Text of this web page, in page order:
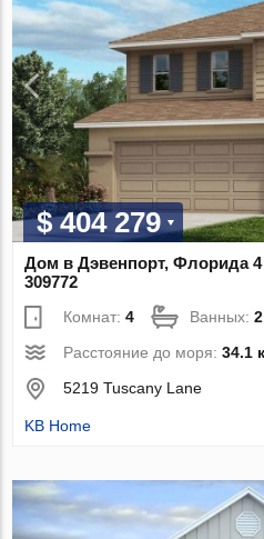
$ 404 279
Дом в Дэвенпорт, Флорида
309772
Комнат:4 Ванных:2
Расстояние до моря:34.1
5219 Tuscany Lane
KB Home